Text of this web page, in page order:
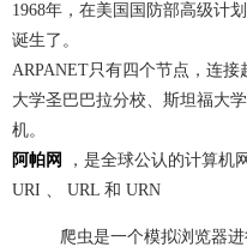
1968年，在美国国防部高级计
诞生了。
ARPANET只有四个节点，连
大学圣巴巴拉分校、斯坦福大
机。
阿帕网
，是全球公认的计算机
URI 、 URL 和 URN
爬虫是一个模拟浏览器